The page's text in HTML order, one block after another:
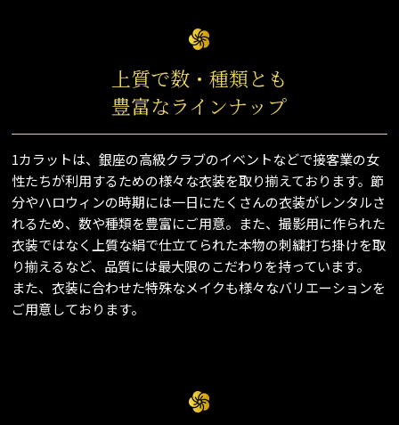
上質で数・種類とも
豊富なラインナップ
1カラットは、銀座の高級クラブのイベントなどで接客業の女
性たちが利用するための様々な衣装を取り揃えております。節
分やハロウィンの時期には一日にたくさんの衣装がレンタルさ
れるため、数や種類を豊富にご用意。また、撮影用に作られた
衣装ではなく上質な絹で仕立てられた本物の刺繍打ち掛けを取
り揃えるなど、品質には最大限のこだわりを持っています。
また、衣装に合わせた特殊なメイクも様々なバリエーションを
ご用意しております。